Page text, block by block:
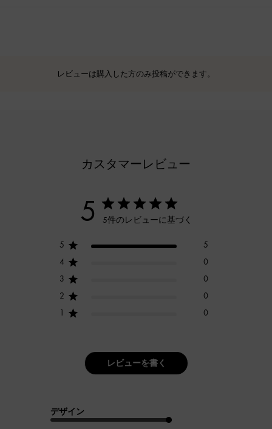
レビューは購入した方のみ投稿ができます。
カスタマーレビュー
5 5件のレビューに基づく
5
5
4
0
3
0
2
0
1
0
レビューを書く
デザイン